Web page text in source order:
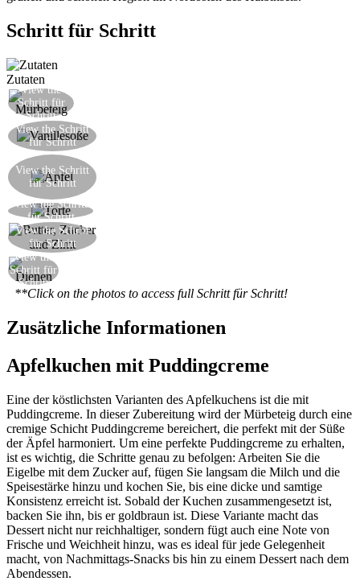
Schritt für Schritt
Zutaten
View the
Schritt für
Schritt
View the Schritt
für Schritt
View the Schritt
für Schritt
View the Schritt
für Schritt
View the Schritt
für Schritt
View the
Schritt für
Schritt
**Click on the photos to access full Schritt für Schritt!
Zusätzliche Informationen
Apfelkuchen mit Puddingcreme
Eine der köstlichsten Varianten des Apfelkuchens ist die mit
Puddingcreme. In dieser Zubereitung wird der Mürbeteig durch eine
cremige Schicht Puddingcreme bereichert, die perfekt mit der Süße
der Äpfel harmoniert. Um eine perfekte Puddingcreme zu erhalten,
ist es wichtig, die Schritte genau zu befolgen: Arbeiten Sie die
Eigelbe mit dem Zucker auf, fügen Sie langsam die Milch und die
Speisestärke hinzu und kochen Sie, bis eine dicke und samtige
Konsistenz erreicht ist. Sobald der Kuchen zusammengesetzt ist,
backen Sie ihn, bis er goldbraun ist. Diese Variante macht das
Dessert nicht nur reichhaltiger, sondern fügt auch eine Note von
Frische und Weichheit hinzu, was es ideal für jede Gelegenheit
macht, von Nachmittags-Snacks bis hin zu einem Dessert nach dem
Abendessen.